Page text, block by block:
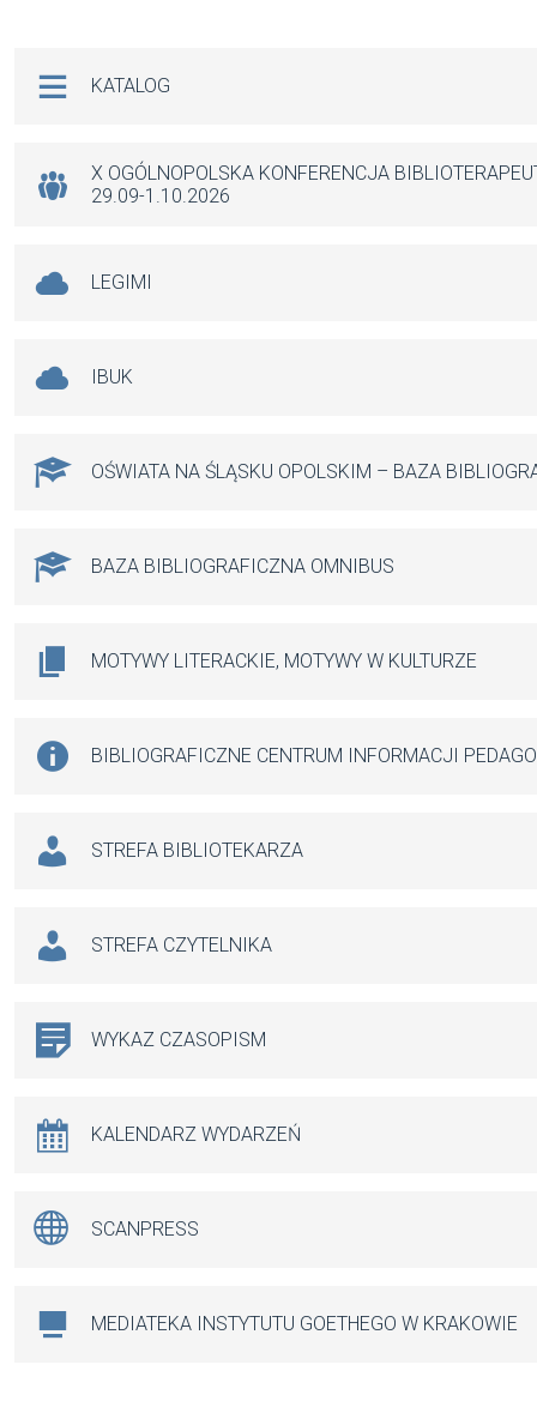
KATALOG
X OGÓLNOPOLSKA KONFERENCJA
29.09-1.10.2026
LEGIMI
IBUK
OŚWIATA NA ŚLĄSKU OPOLSKIM – BAZA
BAZA BIBLIOGRAFICZNA OMNIBUS
MOTYWY LITERACKIE, MOTYWY W KULTURZE
BIBLIOGRAFICZNE CENTRUM INFORMACJI
STREFA BIBLIOTEKARZA
STREFA CZYTELNIKA
WYKAZ CZASOPISM
KALENDARZ WYDARZEŃ
SCANPRESS
MEDIATEKA INSTYTUTU GOETHEGO W KRAKOWIE